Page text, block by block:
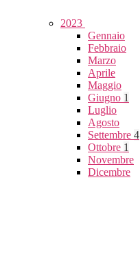
2023
Gennaio
Febbraio
Marzo
Aprile
Maggio
Giugno 1
Luglio
Agosto
Settembre 4
Ottobre 1
Novembre
Dicembre